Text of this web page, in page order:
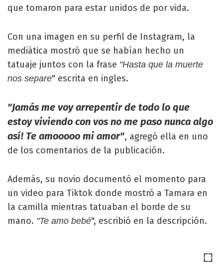
que tomaron para estar unidos de por vida.
Con una imagen en su perfil de Instagram, la
mediática mostró que se habían hecho un
tatuaje juntos con la frase "Hasta que la muerte
nos separe" escrita en ingles.
"Jamás me voy arrepentir de todo lo que
estoy viviendo con vos no me paso nunca algo
así! Te amooooo mi amor", agregó ella en uno
de los comentarios de la publicación.
Además, su novio documentó el momento para
un video para Tiktok donde mostró a Tamara en
la camilla mientras tatuaban el borde de su
mano. "Te amo bebé", escribió en la descripción.